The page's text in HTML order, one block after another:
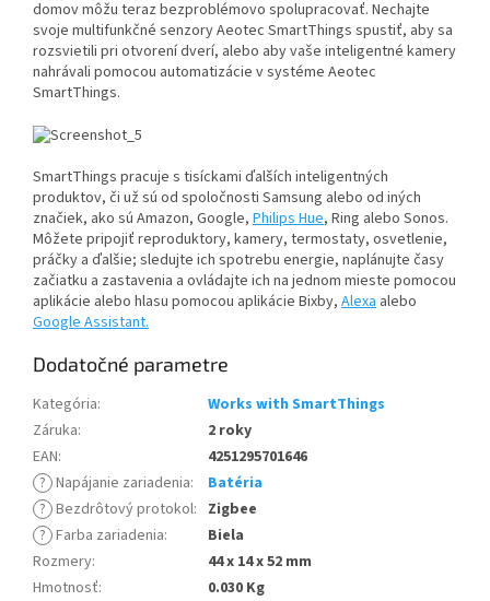
domov môžu teraz bezproblémovo spolupracovať. Nechajte
svoje multifunkčné senzory Aeotec SmartThings spustiť, aby sa
rozsvietili pri otvorení dverí, alebo aby vaše inteligentné kamery
nahrávali pomocou automatizácie v systéme Aeotec
SmartThings.
SmartThings pracuje s tisíckami ďalších inteligentných
produktov, či už sú od spoločnosti Samsung alebo od iných
značiek, ako sú Amazon, Google, Philips Hue, Ring alebo Sonos.
Môžete pripojiť reproduktory, kamery, termostaty, osvetlenie,
práčky a ďalšie; sledujte ich spotrebu energie, naplánujte časy
začiatku a zastavenia a ovládajte ich na jednom mieste pomocou
aplikácie alebo hlasu pomocou aplikácie Bixby, Alexa alebo
Google Assistant.
Dodatočné parametre
Kategória:
Works with SmartThings
Záruka:
2 roky
EAN:
4251295701646
? Napájanie zariadenia:
Batéria
? Bezdrôtový protokol: Zigbee
? Farba zariadenia:
Biela
Rozmery:
44 x 14 x 52 mm
Hmotnosť:
0.030 Kg